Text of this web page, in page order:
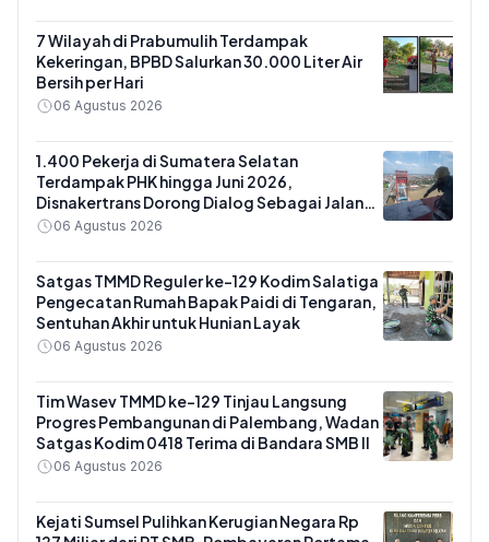
7 Wilayah di Prabumulih Terdampak
Kekeringan, BPBD Salurkan 30.000 Liter Air
Bersih per Hari
06 Agustus 2026
1.400 Pekerja di Sumatera Selatan
Terdampak PHK hingga Juni 2026,
Disnakertrans Dorong Dialog Sebagai Jalan
Utama
06 Agustus 2026
Satgas TMMD Reguler ke-129 Kodim Salatiga
Pengecatan Rumah Bapak Paidi di Tengaran,
Sentuhan Akhir untuk Hunian Layak
06 Agustus 2026
Tim Wasev TMMD ke-129 Tinjau Langsung
Progres Pembangunan di Palembang, Wadan
Satgas Kodim 0418 Terima di Bandara SMB II
06 Agustus 2026
Kejati Sumsel Pulihkan Kerugian Negara Rp